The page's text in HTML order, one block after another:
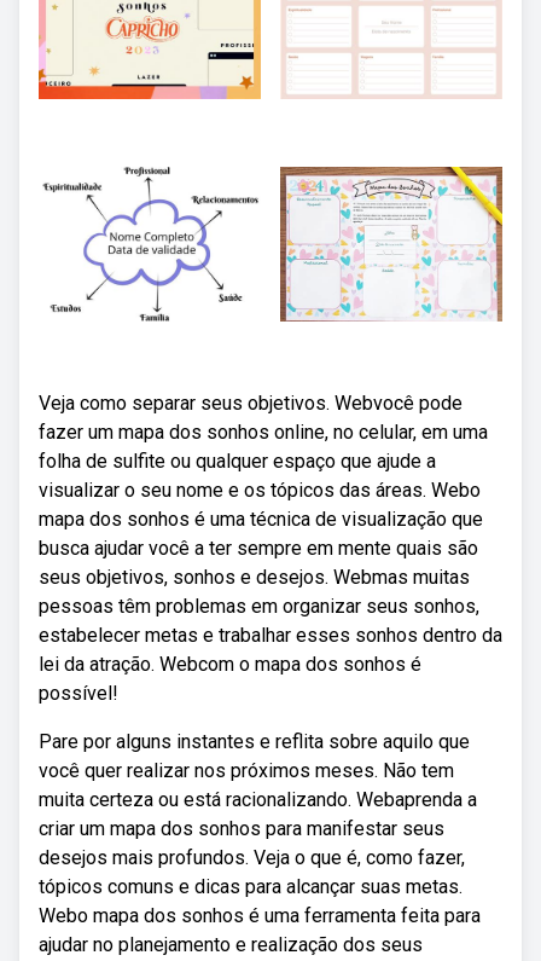
Veja como separar seus objetivos. Webvocê pode
fazer um mapa dos sonhos online, no celular, em uma
folha de sulfite ou qualquer espaço que ajude a
visualizar o seu nome e os tópicos das áreas. Webo
mapa dos sonhos é uma técnica de visualização que
busca ajudar você a ter sempre em mente quais são
seus objetivos, sonhos e desejos. Webmas muitas
pessoas têm problemas em organizar seus sonhos,
estabelecer metas e trabalhar esses sonhos dentro da
lei da atração. Webcom o mapa dos sonhos é
possível!
Pare por alguns instantes e reflita sobre aquilo que
você quer realizar nos próximos meses. Não tem
muita certeza ou está racionalizando. Webaprenda a
criar um mapa dos sonhos para manifestar seus
desejos mais profundos. Veja o que é, como fazer,
tópicos comuns e dicas para alcançar suas metas.
Webo mapa dos sonhos é uma ferramenta feita para
ajudar no planejamento e realização dos seus